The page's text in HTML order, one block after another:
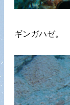
ギンガハゼ。